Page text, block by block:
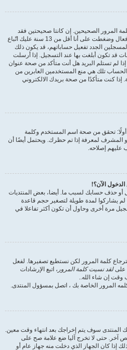
المرور الصحيحين. إن كانتا صحيحتين فقد
حدث أحد أمرين. إذا كان دعم COPPA فعال وضغطت على أنا أقل من 13 سنة عليك اتّباع
الجدد تفعيل حساباتهم، قد يكون ذلك
قد تكون أبلغت بها عند التسجيل. إذا أرسلت
إذا لم تستلم البريد هل أنت متأكد من صحة عنوان
تلك هي منع المستخدمين العابرين من
إذا كنت متأكدًا من صحة بريدك الالكتروني
تحقق من صحة اسم المستخدم وكلمة
المشرف لمعرفة إذا تم حظرك. ويحتمل أيضًا أن
عليهم إصلاحه.
الآن؟!
أو حذف حسابك لسبب ما. أيضا، بعض المنتديات
يشاركوا لمدة طويلة لتصغير حجم قاعدة
مرة أخرى وحاول أن تكون أكثر تفاعلا في
كلمة المرور لكن نستطيع تصفيرها. لفعل
علىلقد نسيت كلمة المرور ، اتبع الإرشادات
وقت إن شاء الله..
المرور الخاصة بك ، اتصل بمسؤول المنتدى.
المنتدى سوف يتم إخراجك بعد انتهاء وقت معين.
آخر. حتى لا تخرج آليا ضع علامة صح على
إذا كان الجهاز الذي دخلت منه جهاز عام أو